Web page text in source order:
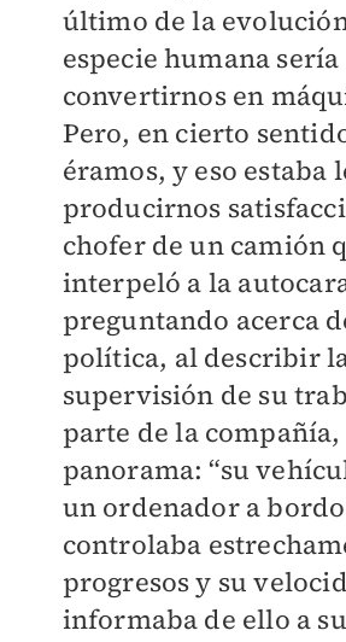
último de la
especie humana sería
convertirnos en
Pero, en cierto
éramos, y eso estaba
producirnos
chofer de un camión
interpeló a la
preguntando acerca
política, al describir
supervisión de su
parte de la
panorama: “su
un ordenador a
controlaba
progresos y su
informaba de ello a